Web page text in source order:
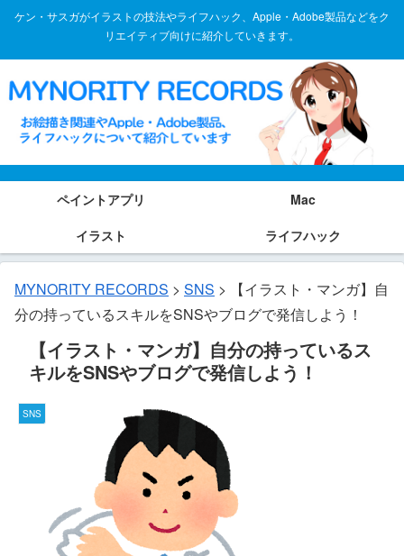
ケン・サスガがイラストの技法やライフハック、Apple・Adobe製品などをク
リエイティブ向けに紹介していきます。
ペイントアプリ
Mac
イラスト
ライフハック
MYNORITY RECORDS > SNS >
【イラスト・マンガ】自
分の持っているスキルをSNSやブログで発信しよう！
【イラスト・マンガ】自分の持っているス
キルをSNSやブログで発信しよう！
SNS